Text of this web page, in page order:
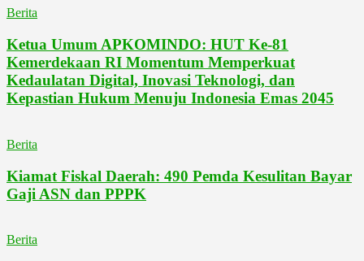
Berita
Ketua Umum APKOMINDO: HUT Ke-81
Kemerdekaan RI Momentum Memperkuat
Kedaulatan Digital, Inovasi Teknologi, dan
Kepastian Hukum Menuju Indonesia Emas 2045
Berita
Kiamat Fiskal Daerah: 490 Pemda Kesulitan Bayar
Gaji ASN dan PPPK
Berita